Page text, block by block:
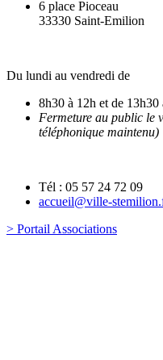
6 place Pioceau
33330 Saint-Emilion
Du lundi au vendredi de
8h30 à 12h et de 13h30
Fermeture au public le
téléphonique maintenu)
Tél : 05 57 24 72 09
accueil@ville-
> Portail Associations